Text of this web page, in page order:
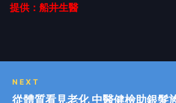
提供：船井生醫
NEXT
從體質看見老化 中醫健檢助銀髮